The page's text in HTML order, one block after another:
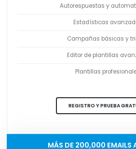
Autorespuestas y
Estadísticas
Campañas básicas y
Editor de plantillas
Plantillas
REGISTRO Y PRUEBA
MÁS DE 200,000 EMAILS